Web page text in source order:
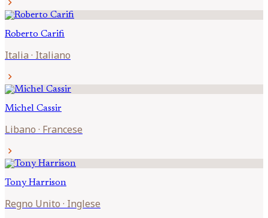
Roberto Carifi
Italia · Italiano
chevron_right
Michel Cassir
Libano · Francese
chevron_right
Tony Harrison
Regno Unito · Inglese